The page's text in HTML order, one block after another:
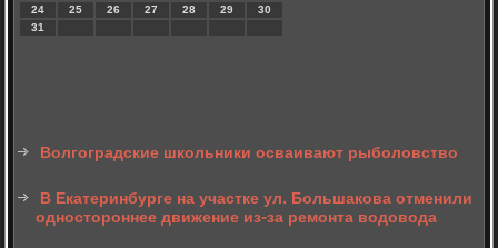
24
25 26 27 28 29
30
31
Волгоградские школьники осваивают рыболовство
В Екатеринбурге на участке ул. Большакова отменили
одностороннее движение из-за ремонта водовода